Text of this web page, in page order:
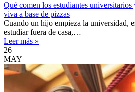
Qué comen los estudiantes
viva a base de pizzas
Cuando un hijo empieza la universidad,
estudiar fuera de casa,…
Leer más »
26
MAY